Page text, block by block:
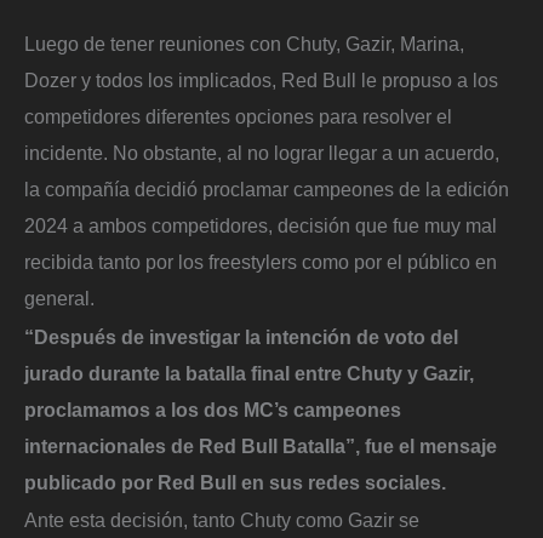
Luego de tener reuniones con Chuty, Gazir, Marina,
Dozer y todos los implicados, Red Bull le propuso a los
competidores diferentes opciones para resolver el
incidente. No obstante, al no lograr llegar a un acuerdo,
la compañía decidió proclamar campeones de la edición
2024 a ambos competidores, decisión que fue muy mal
recibida tanto por los freestylers como por el público en
general.
“Después de investigar la intención de voto del
jurado durante la batalla final entre Chuty y Gazir,
proclamamos a los dos MC’s campeones
internacionales de Red Bull Batalla”, fue el mensaje
publicado por Red Bull en sus redes sociales.
Ante esta decisión, tanto Chuty como Gazir se